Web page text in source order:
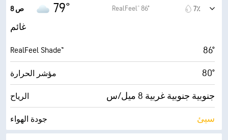
الرطوبة
درجة التكثف 74° F
AccuLumen Brightness Index™ 2 (مظلم)
الغطاء السحابي 89٪
الرؤية
8 ص 79° RealFeel® 86° 7٪
غائم
RealFeel Shade™ 86°
مؤشر الحرارة 80°
الرياح جنوبية جنوبية غربية 8 ميل/س
جودة الهواء سيئ